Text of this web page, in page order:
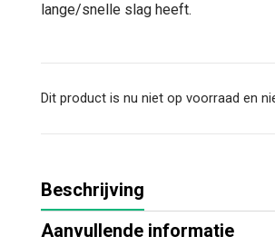
lange/snelle slag heeft.
Dit product is nu niet op voorraad en
Beschrijving
Aanvullende informatie